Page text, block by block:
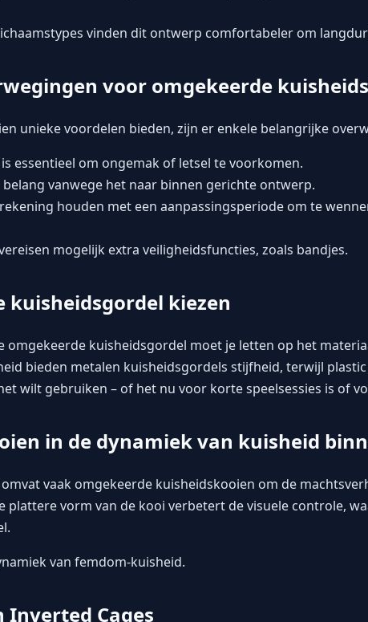
vinden dit ontwerp comfortabeler om
voor omgekeerde
unieke voordelen bieden, zijn er enkele belangrijke
essentieel om ongemak of letsel te voorkomen.
belang vanwege het naar binnen gerichte ontwerp.
houden met een aanpassingsperiode om te
mogelijk extra veiligheidsfuncties, zoals bandjes.
kuisheidsgordel kiezen
omgekeerde kuisheidsgordel moet je letten op het
bieden metalen kuisheidsgordels stijfheid, terwijl
wilt gebruiken – of het nu voor korte speelsessies is of
in de dynamiek van kuisheid
vaak omgekeerde kuisheidskooien om de
plattere vorm van de kooi verbetert de visuele controle,
van femdom-kuisheid.
Inverted Cages